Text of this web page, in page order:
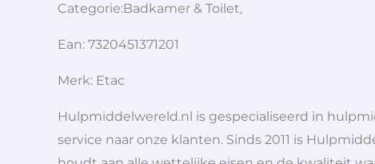
Categorie:Badkamer & Toilet,
Ean: 7320451371201
Merk: Etac
Hulpmiddelwereld.nl is gespecialiseerd in
service naar onze klanten. Sinds 2011 is